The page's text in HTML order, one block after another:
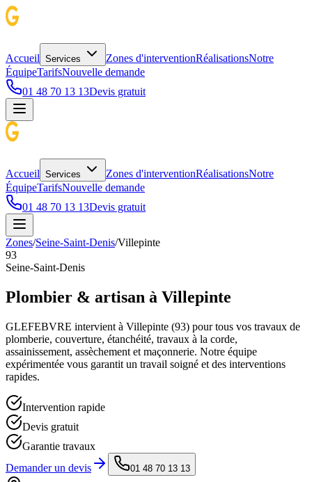
Accueil Services Zones d'interventionRéalisationsNotre
ÉquipeTarifsNouvelle demande
01 48 70 13 13Devis gratuit
Accueil Services Zones d'interventionRéalisationsNotre
ÉquipeTarifsNouvelle demande
01 48 70 13 13Devis gratuit
Zones/Seine-Saint-Denis/Villepinte
93
Seine-Saint-Denis
Plombier & artisan à Villepinte
GLEFEBVRE intervient à Villepinte (93) pour tous vos travaux de
plomberie, couverture, étanchéité, travaux à la corde,
assainissement, assèchement et maçonnerie. Notre équipe
expérimentée vous garantit un travail soigné et des interventions
rapides.
Intervention rapide
Devis gratuit
Garantie travaux
Demander un devis
01 48 70 13 13